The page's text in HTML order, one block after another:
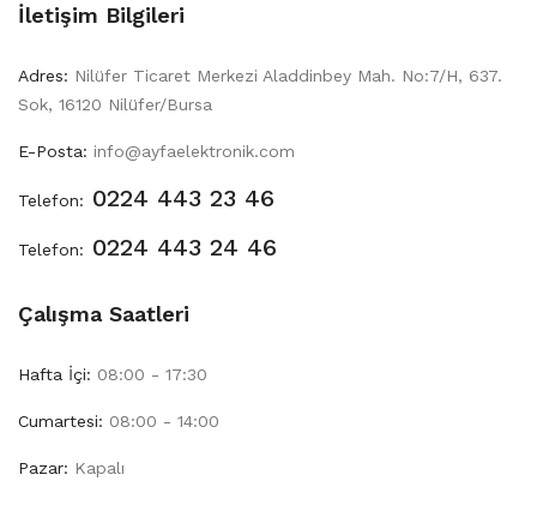
İletişim Bilgileri
Adres: Nilüfer Ticaret Merkezi Aladdinbey Mah. No:7/H, 637.
Sok, 16120 Nilüfer/Bursa
E-Posta: info@ayfaelektronik.com
Telefon: 0224 443 23 46
Telefon: 0224 443 24 46
Çalışma Saatleri
Hafta İçi: 08:00 - 17:30
Cumartesi: 08:00 - 14:00
Pazar: Kapalı